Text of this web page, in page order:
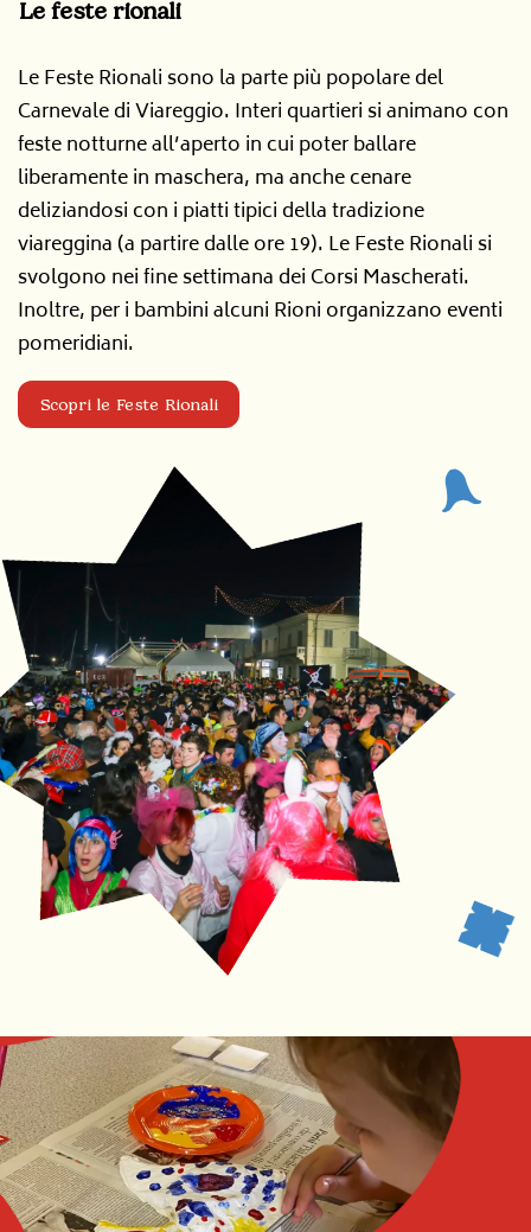
Le feste rionali
Le Feste Rionali sono la parte più popolare del
Carnevale di Viareggio. Interi quartieri si animano con
feste notturne all’aperto in cui poter ballare
liberamente in maschera, ma anche cenare
deliziandosi con i piatti tipici della tradizione
viareggina (a partire dalle ore 19). Le Feste Rionali si
svolgono nei fine settimana dei Corsi Mascherati.
Inoltre, per i bambini alcuni Rioni organizzano eventi
pomeridiani.
Scopri le Feste Rionali